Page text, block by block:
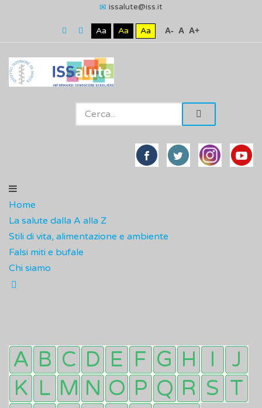
issalute@iss.it
Aa Aa Aa A- A A+
Home
La salute dalla A alla Z
Stili di vita, alimentazione e ambiente
Falsi miti e bufale
Chi siamo